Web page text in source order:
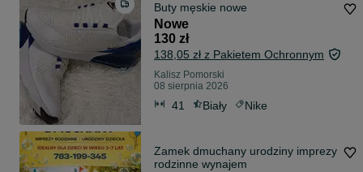
Buty męskie nowe
Nowe
130 zł
138,05 zł z Pakietem Ochronnym
Kalisz Pomorski
08 sierpnia 2026
41 Biały Nike
Zamek dmuchany urodziny imprezy
rodzinne wynajem